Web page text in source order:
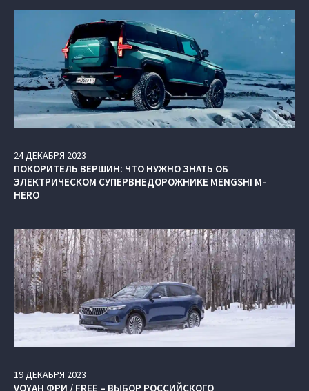
24ДЕКАБРЯ 2023
ПОКОРИТЕЛЬ ВЕРШИН: ЧТО НУЖНО ЗНАТЬ ОБ
ЭЛЕКТРИЧЕСКОМ СУПЕРВНЕДОРОЖНИКЕ MENGSHI M-
HERO
19ДЕКАБРЯ 2023
VOYAH ФРИ / FREE – ВЫБОР РОССИЙСКОГО